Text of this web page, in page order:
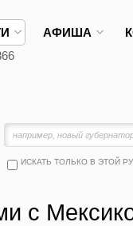
АФИША
ИСКАТЬ ТОЛЬКО В ЭТОЙ
с